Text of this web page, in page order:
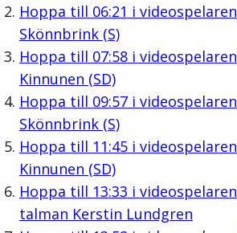
Hoppa till 06:21 i videospelaren
Skönnbrink (S)
Hoppa till 07:58i videospelaren
Kinnunen (SD)
Hoppa till 09:57i videospelaren
Skönnbrink (S)
Hoppa till 11:45i videospelaren
Kinnunen (SD)
Hoppa till 13:33 i videospelaren
talman Kerstin Lundgren